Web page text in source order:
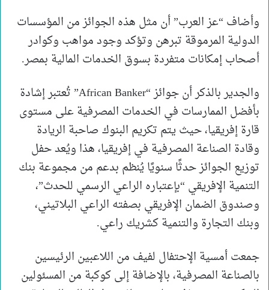
وأضاف “عز العرب” أن مثل هذه الجوائز من المؤسسات
الدولية المرموقة تبرهن وتؤكد وجود مواهب وكوادر
أصحاب إمكانات متفردة بسوق الخدمات المالية بمصر.
والجدير بالذكر أن جوائز “African Banker” تُعتبر إشادة
بأفضل الممارسات في الخدمات المصرفية على مستوى
قارة إفريقيا، حيث يتم تكريم البنوك صاحبة الريادة
وقادة الصناعة المصرفية في إفريقيا، هذا ويُعد حفل
توزيع الجوائز حدثًا سنويًا يُنظم بدعم من مجموعة بنك
التنمية الإفريقي “بإعتباره الراعي الرسمي للحدث”،
وصندوق الضمان الإفريقي بصفته الراعي البلاتيني،
وبنك التجارة والتنمية كشريك راعي.
جمعت أمسية الإحتفال لفيف من اللاعبين الرئيسين
بالصناعة المصرفية، بالإضافة إلى كوكبة من المسئولين